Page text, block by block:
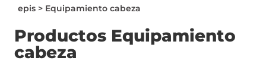
epis > Equipamiento cabeza
Productos Equipamiento
cabeza